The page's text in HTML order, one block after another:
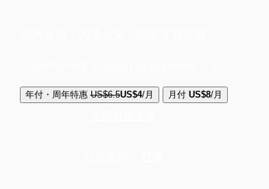
年付・周年特惠 US$6.5US$4/月 月付 US$8/月